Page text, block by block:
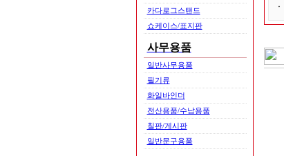
카다로그스탠드
쇼케이스/표지판
사무용품
일반사무용품
필기류
화일바인더
전산용품/수납용품
칠판/게시판
일반문구용품
ㆍ